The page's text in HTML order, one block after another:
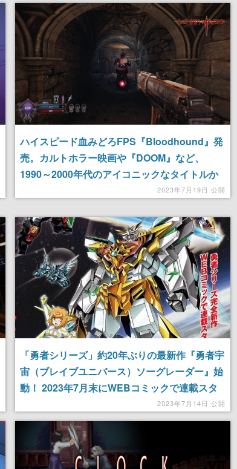
ハイスピード血みどろFPS『Bloodhound』発
売。カルトホラー映画や『DOOM』など、
1990～2000年代のアイコニックなタイトルか
2023年7月19日 公開
「勇者シリーズ」約20年ぶりの最新作『勇者宇
宙（ブレイブユニバース）ソーグレーダー』始
動！ 2023年7月末にWEBコミックで連載スタ
2023年7月14日 公開